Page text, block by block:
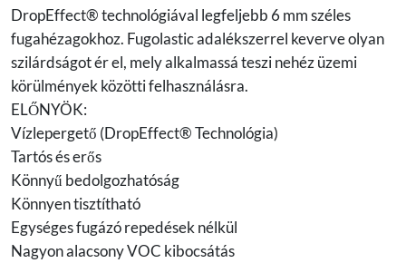
DropEffect® technológiával legfeljebb 6 mm széles
fugahézagokhoz. Fugolastic adalékszerrel keverve olyan
szilárdságot ér el, mely alkalmassá teszi nehéz üzemi
körülmények közötti felhasználásra.
ELŐNYÖK:
Vízlepergető (DropEffect® Technológia)
Tartós és erős
Könnyű bedolgozhatóság
Könnyen tisztítható
Egységes fugázó repedések nélkül
Nagyon alacsony VOC kibocsátás